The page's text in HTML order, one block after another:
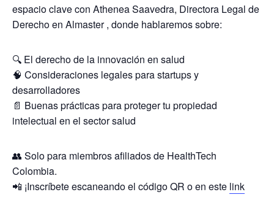
espacio clave con Athenea Saavedra, Directora Legal de
Derecho en Almaster , donde hablaremos sobre:
🔍 El derecho de la innovación en salud
🧠 Consideraciones legales para startups y
desarrolladores
📄 Buenas prácticas para proteger tu propiedad
intelectual en el sector salud
👥 Solo para miembros afiliados de HealthTech
Colombia.
📲 ¡Inscríbete escaneando el código QR o en este link